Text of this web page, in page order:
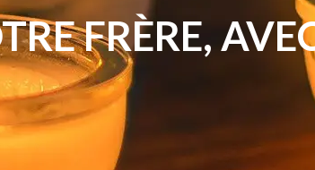
FRÈRE,